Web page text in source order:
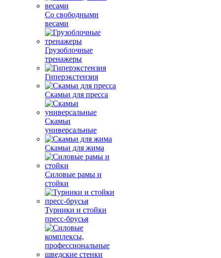
Со свободными
весами
Грузоблочные
тренажеры
Гиперэкстензия
Скамьи для пресса
Скамьи
универсальные
Скамьи для жима
Силовые рамы и
стойки
Турники и стойки
пресс-брусья